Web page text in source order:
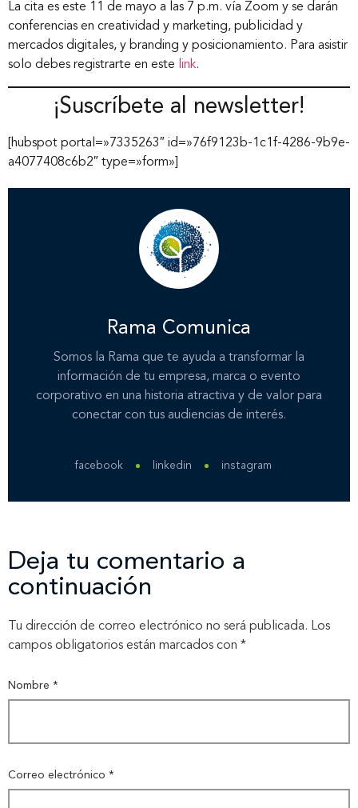
La cita es este 11 de mayo a las 7 p.m. vía Zoom y se darán
conferencias en creatividad y marketing, publicidad y
mercados digitales, y branding y posicionamiento. Para asistir
solo debes registrarte en este link.
¡Suscríbete al newsletter!
[hubspot portal=»7335263″ id=»76f9123b-1c1f-4286-9b9e-
a4077408c6b2″ type=»form»]
Rama Comunica
Somos la Rama que te ayuda a transformar la
información de tu empresa, marca o evento
corporativo en una historia atractiva y de valor para
conectar con tus audiencias de interés.
facebook linkedin instagram
Deja tu comentario a
continuación
Tu dirección de correo electrónico no será publicada. Los
campos obligatorios están marcados con *
Nombre *
Correo electrónico *